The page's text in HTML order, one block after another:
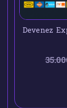
Devenez